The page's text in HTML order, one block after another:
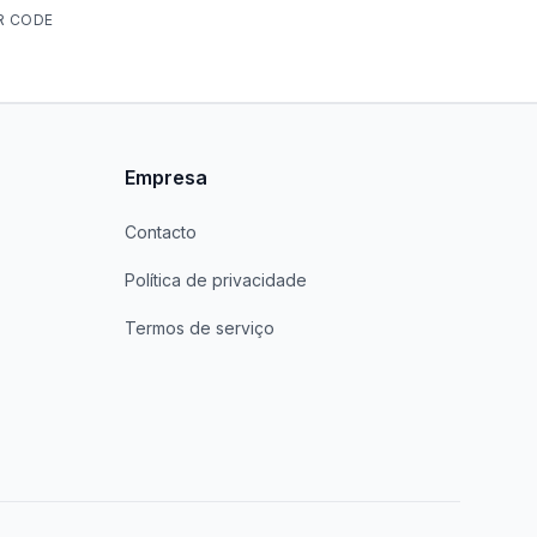
CODE
Empresa
Contacto
Política de privacidade
Termos de serviço